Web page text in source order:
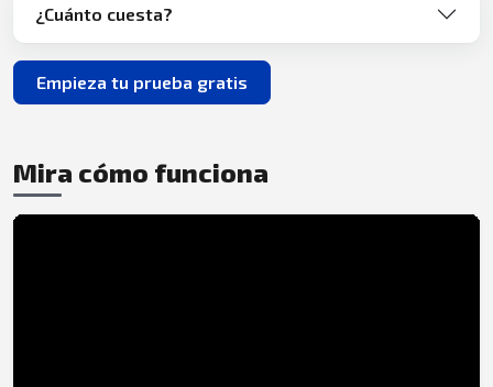
¿Cuánto cuesta?
Empieza tu prueba gratis
Mira cómo funciona